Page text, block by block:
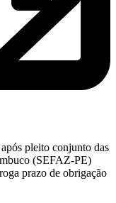
pleito conjunto das
(SEFAZ-PE)
prazo de obrigação